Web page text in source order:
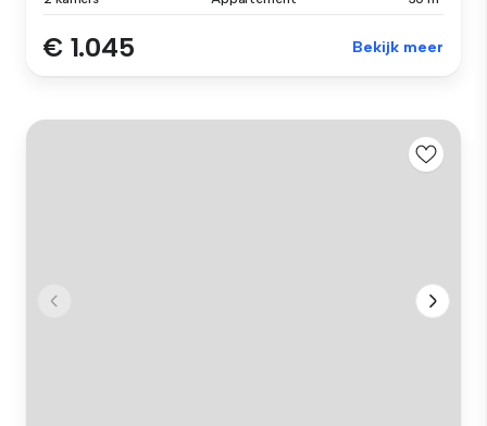
€ 1.045 Bekijk meer